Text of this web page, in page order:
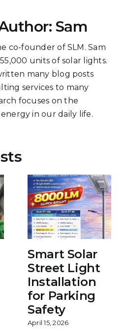
Sam
co-founder of SLM. Sam
units of solar lights.
many blog posts
services to many
focuses on the
in our daily life.
Smart Solar
Street Light
Installation
for Parking
Safety
April 15, 2026